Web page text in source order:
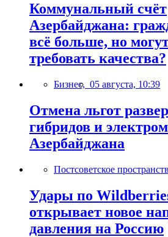
Коммунальный счёт
Азербайджана:
всё больше, но
требовать качества?
Бизнес, 05 августа, 10:39
Отмена льгот
гибридов и
Азербайджана
Постсоветское
Удары по
открывает новое
давления на Россию